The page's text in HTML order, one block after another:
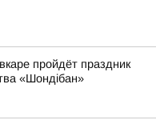
пройдёт праздник
«Шондібан»